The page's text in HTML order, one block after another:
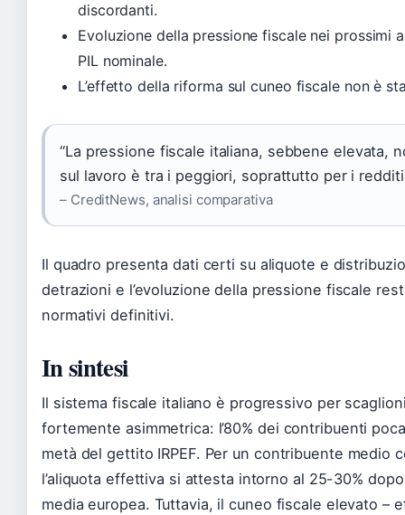
discordanti.
Evoluzione della pressione fiscale nei prossimi
PIL nominale.
L’effetto della riforma sul cuneo fiscale non è
“La pressione fiscale italiana, sebbene elevata,
sul lavoro è tra i peggiori, soprattutto per i redditi
– CreditNews, analisi comparativa
Il quadro presenta dati certi su aliquote e
detrazioni e l’evoluzione della pressione fiscale
normativi definitivi.
In sintesi
Il sistema fiscale italiano è progressivo per
fortemente asimmetrica: l’80% dei contribuenti
metà del gettito IRPEF. Per un contribuente medio
l’aliquota effettiva si attesta intorno al 25-30%
media europea. Tuttavia, il cuneo fiscale elevato –